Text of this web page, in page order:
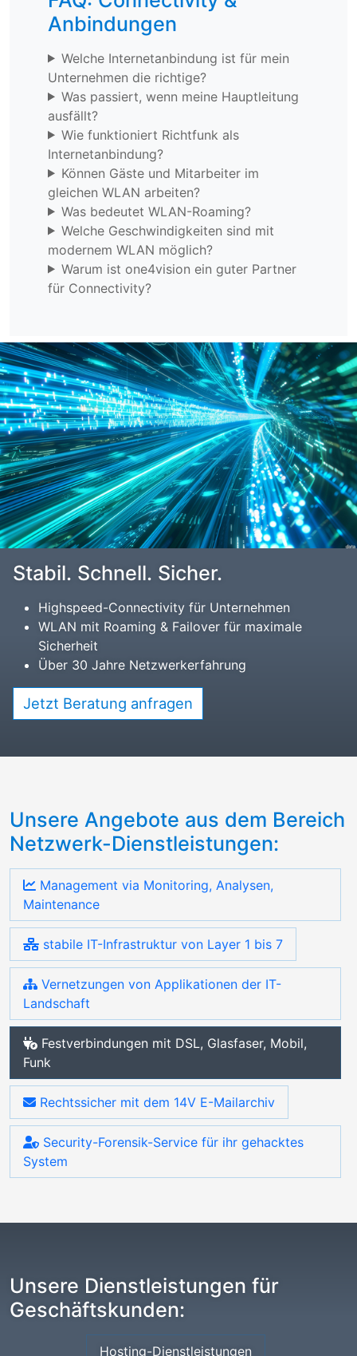
Anbindungen
Welche Internetanbindung ist für mein
Unternehmen die richtige?
Was passiert, wenn meine Hauptleitung
ausfällt?
Wie funktioniert Richtfunk als
Internetanbindung?
Können Gäste und Mitarbeiter im
gleichen WLAN arbeiten?
Was bedeutet WLAN-Roaming?
Welche Geschwindigkeiten sind mit
modernem WLAN möglich?
Warum ist one4vision ein guter Partner
für Connectivity?
Stabil. Schnell. Sicher.
Highspeed-Connectivity für Unternehmen
WLAN mit Roaming & Failover für maximale
Sicherheit
Über 30 Jahre Netzwerkerfahrung
Jetzt Beratung anfragen
Unsere Angebote aus dem Bereich
Netzwerk-Dienstleistungen:
Management via Monitoring, Analysen,
Maintenance
stabile IT-Infrastruktur von Layer 1 bis 7
Vernetzungen von Applikationen der IT-
Landschaft
Festverbindungen mit DSL, Glasfaser, Mobil,
Funk
Rechtssicher mit dem 14V E-Mailarchiv
Security-Forensik-Service für ihr gehacktes
System
Unsere Dienstleistungen für
Geschäftskunden:
Hosting-Dienstleistungen